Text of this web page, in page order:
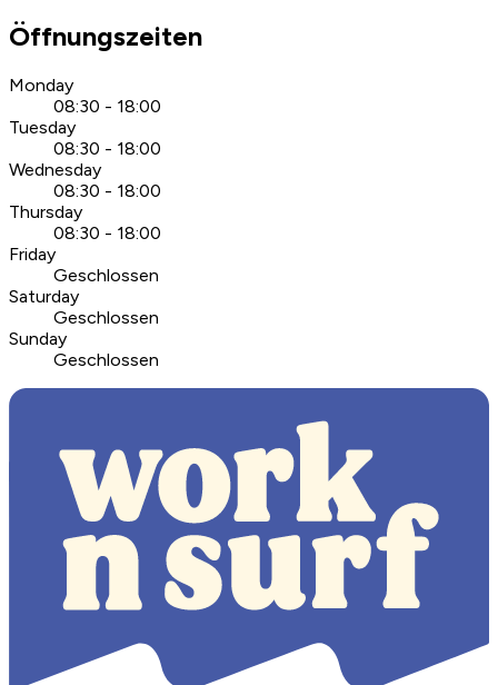
Öffnungszeiten
Monday
08:30 - 18:00
Tuesday
08:30 - 18:00
Wednesday
08:30 - 18:00
Thursday
08:30 - 18:00
Friday
Geschlossen
Saturday
Geschlossen
Sunday
Geschlossen